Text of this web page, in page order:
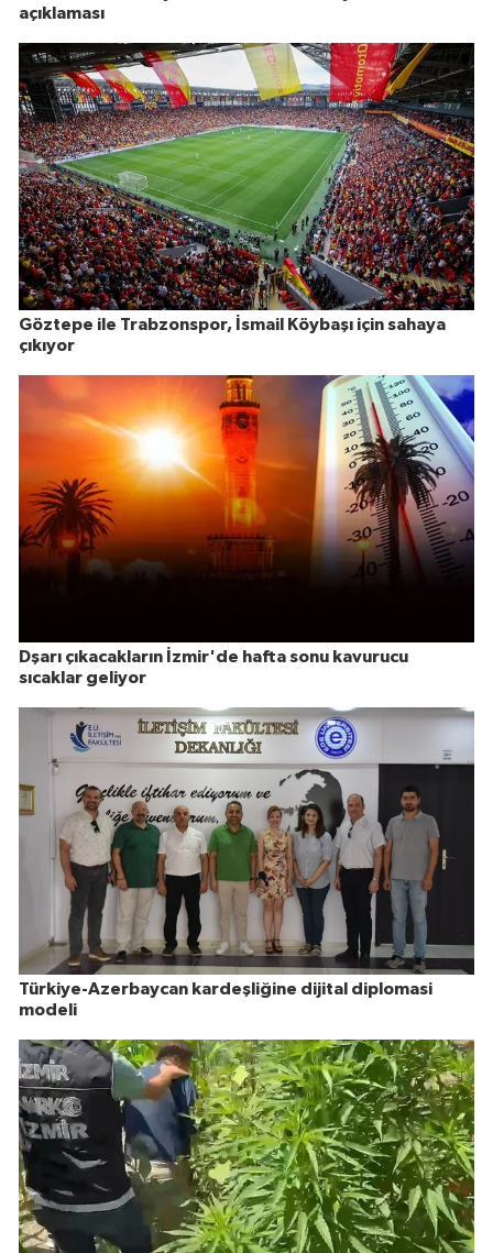
açıklaması
Göztepe ile Trabzonspor, İsmail Köybaşı için sahaya
çıkıyor
Dşarı çıkacakların İzmir'de hafta sonu kavurucu
sıcaklar geliyor
Türkiye-Azerbaycan kardeşliğine dijital diplomasi
modeli